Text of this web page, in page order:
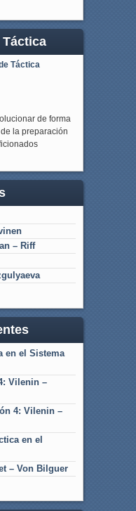
de forma
la preparación
– Riff
en el Sistema
Vilenin –
4: Vilenin –
en el
– Von Bilguer